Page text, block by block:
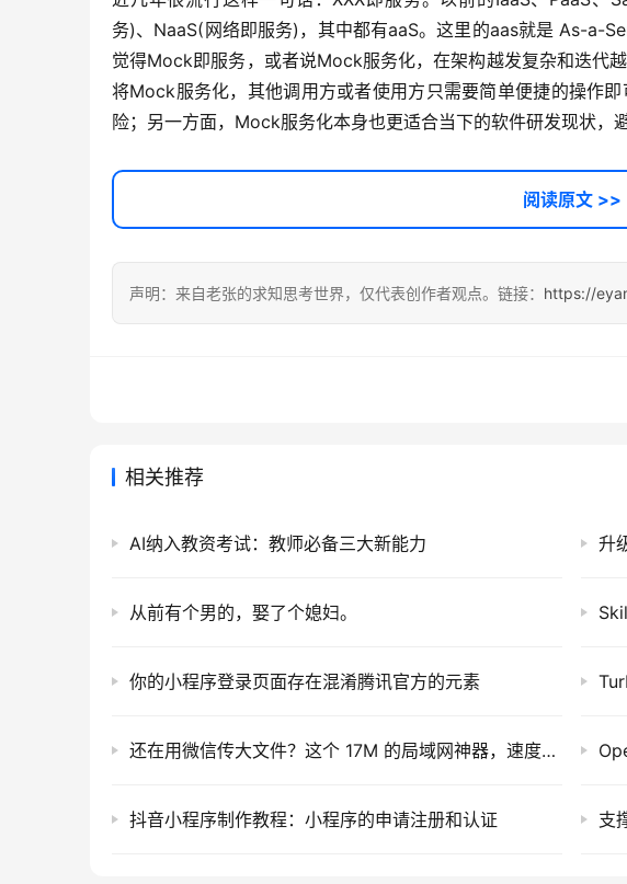
务)、NaaS(网络即服务)，其中都有aaS。这里的aas就是 As-a-
觉得Mock即服务，或者说Mock服务化，在架构越发复杂和迭代
将Mock服务化，其他调用方或者使用方只需要简单便捷的操作
险；另一方面，Mock服务化本身也更适合当下的软件研发现状，
阅读原文 >>
声明：来自老张的求知思考世界，仅代表创作者观点。链接： https://
相关推荐
AI纳入教资考试：教师必备三大新能力 升
从前有个男的，娶了个媳妇。
你的小程序登录页面存在混淆腾讯官方的元素
还在用微信传大文件？这个 17M 的局域网神器，速度快 10 倍还免安装
抖音小程序制作教程：小程序的申请注册和认证 支